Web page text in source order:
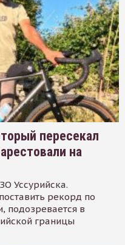
пересекал
на
Уссурийска.
рекорд по
подозревается в
границы